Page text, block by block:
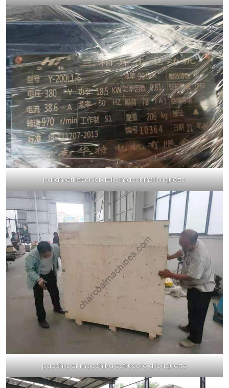
parametri tecnici della macchina briquetto
pacchi per macchina estrusore di briquette